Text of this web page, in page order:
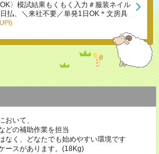
OK〉模試結果もくもく入力＃服装ネイル
払、＼来社不要／単発1日OK＊文房具
おいて、
どの補助作業を担当
なく、どなたでも始めやすい環境です
ースがあります。(18Kg)